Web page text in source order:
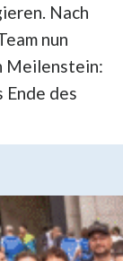
Nach
nun
Meilenstein:
des